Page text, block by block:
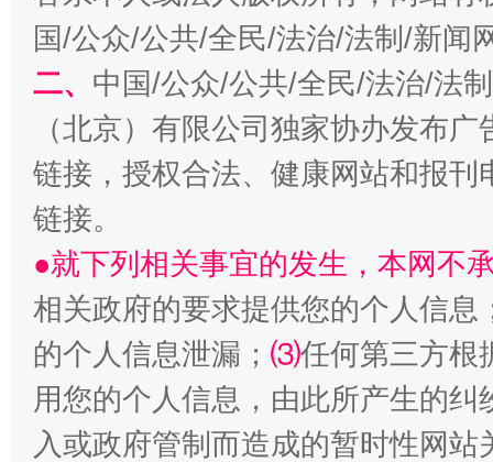
揭批美国五大"原罪" "炒
国/公众/公共/全民/法治/法制/新闻
二、 中国/公众/公共/全民/法治/法
（北京）有限公司独家协办发布
链接，授权合法、健康网站和报
链接。
●就下列相关事宜的发生，本网不
相关政府的要求提供您的个人信息
的个人信息泄漏； ⑶任何第三方根
用您的个人信息，由此所产生的纠
入或政府管制而造成的暂时性网